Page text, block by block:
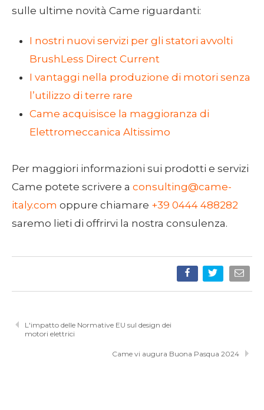
sulle ultime novità Came riguardanti:
I nostri nuovi servizi per gli statori avvolti
BrushLess Direct Current
I vantaggi nella produzione di motori senza
l’utilizzo di terre rare
Came acquisisce la maggioranza di
Elettromeccanica Altissimo
Per maggiori informazioni sui prodotti e servizi
Came potete scrivere a consulting@came-
italy.com oppure chiamare +39 0444 488282
saremo lieti di offrirvi la nostra consulenza.
L'impatto delle Normative EU sul design dei
motori elettrici
Came vi augura Buona Pasqua 2024